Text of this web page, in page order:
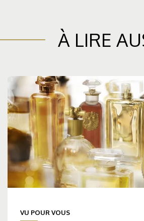
À LIRE
VU POUR VOUS